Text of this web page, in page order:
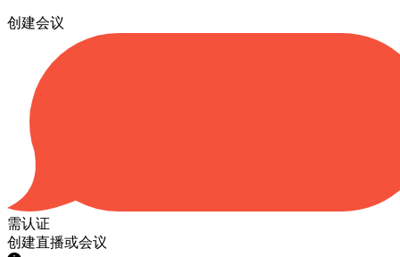
创建会议
需认证
创建直播或会议